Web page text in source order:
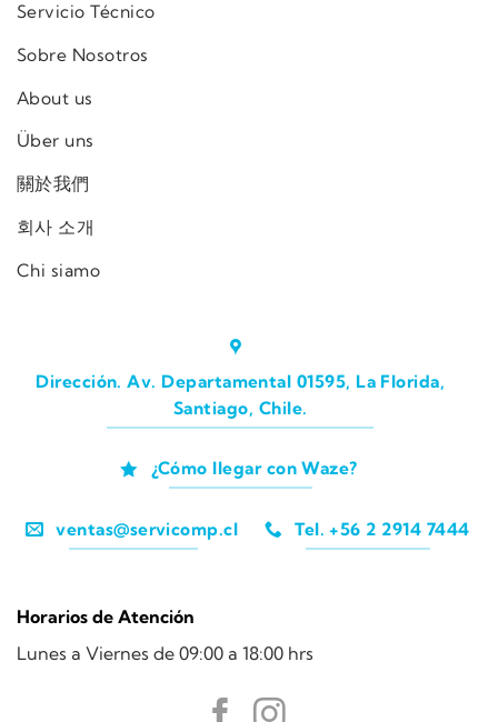
Servicio Técnico
Sobre Nosotros
About us
Über uns
關於我們
회사 소개
Chi siamo
Dirección. Av. Departamental 01595, La Florida,
Santiago, Chile.
¿Cómo llegar con Waze?
ventas@servicomp.cl Tel. +56 2 2914 7444
Horarios de Atención
Lunes a Viernes de 09:00 a 18:00 hrs